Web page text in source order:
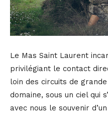
Le Mas Saint Laurent
privilégiant le contact
loin des circuits de
domaine, sous un ciel qui
avec nous le souvenir